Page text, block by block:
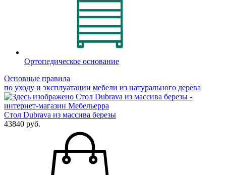
Ортопедическое основание
Основные правила
по уходу и эксплуатации мебели из натурального дерева
Стол Dubrava из массива березы
43840 руб.